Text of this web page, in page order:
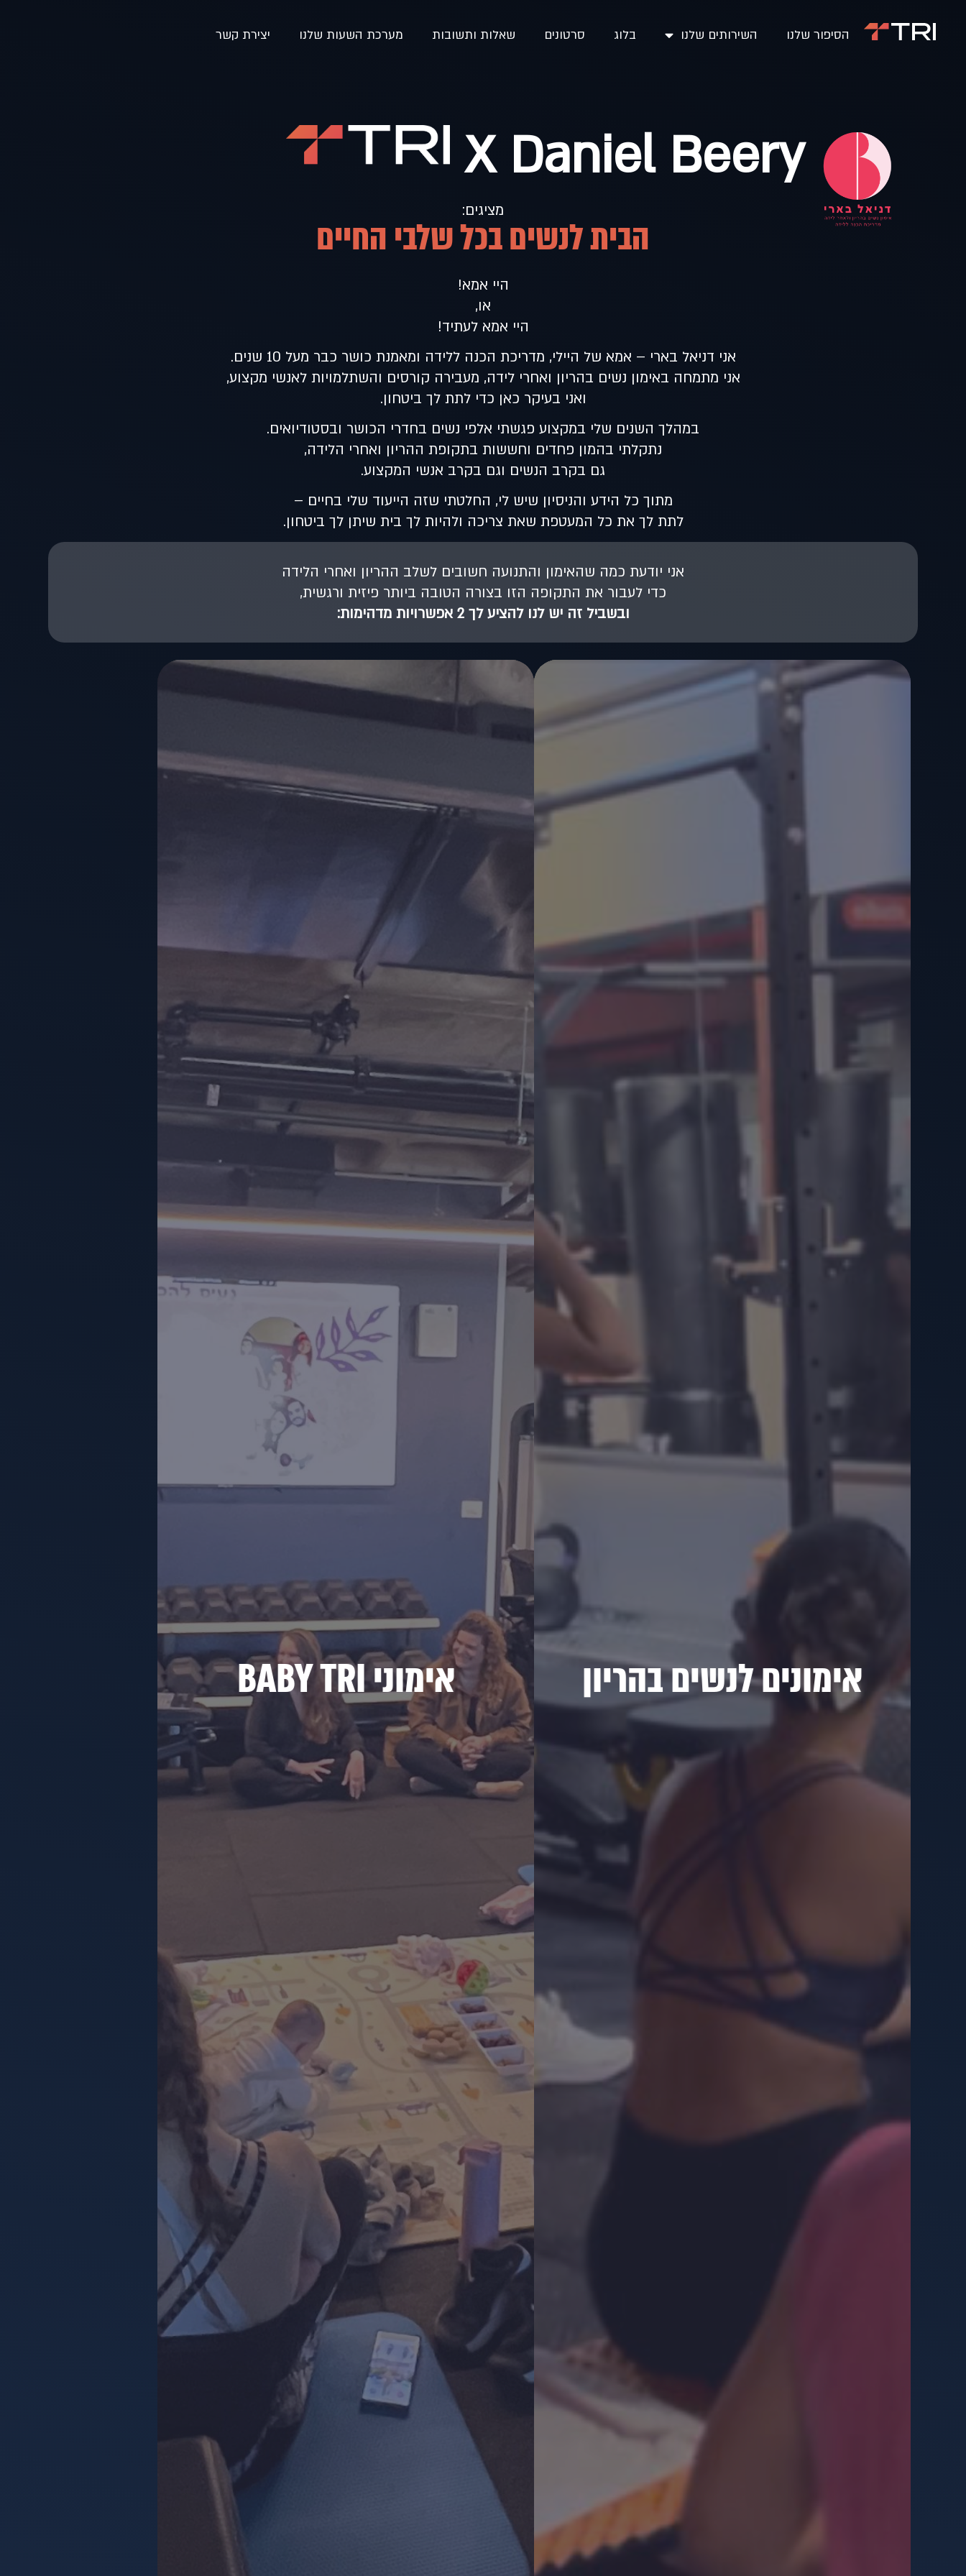
הסיפור שלנו השירותים שלנו בלוג סרטונים שאלות ותשובות מערכת השעות שלנו יצירת קשר
X Daniel Beery
מציגים:
הבית לנשים בכל שלבי החיים
היי אמא!
או,
היי אמא לעתיד!
אני דניאל בארי – אמא של היילי, מדריכת הכנה ללידה ומאמנת כושר כבר מעל 10 שנים.
אני מתמחה באימון נשים בהריון ואחרי לידה, מעבירה קורסים והשתלמויות לאנשי מקצוע,
ואני בעיקר כאן כדי לתת לך ביטחון.
במהלך השנים שלי במקצוע פגשתי אלפי נשים בחדרי הכושר ובסטודיואים.
נתקלתי בהמון פחדים וחששות בתקופת ההריון ואחרי הלידה,
גם בקרב הנשים וגם בקרב אנשי המקצוע.
מתוך כל הידע והניסיון שיש לי, החלטתי שזה הייעוד שלי בחיים –
לתת לך את כל המעטפת שאת צריכה ולהיות לך בית שיתן לך ביטחון.
אני יודעת כמה שהאימון והתנועה חשובים לשלב ההריון ואחרי הלידה
כדי לעבור את התקופה הזו בצורה הטובה ביותר פיזית ורגשית,
ובשביל זה יש לנו להציע לך 2 אפשרויות מדהימות:
אימונים לנשים בהריון
גם אם התאמנת בעבר וגם אם לא,
לרוב הנשים ההמלצה החד משמעית היא כן להתאמן בזמן ההריון (כל עוד ההריון
בסטודיו שלנו יש לך את האפשרות להתאמן בצורה שמתאימה בדיוק אלייך ולמצב
שלך,
עוברת לפני הכל שיחה אישית מקיפה ביחד איתי
על מנת לתאם ציפיות ולהדריך אותך על כל הדברים שחשוב שתדעי
ואני מבטיחה לך שזה הדבר הכי טוב שתעשי לגוף ולנפש שלך!
אימוני BABY TRI
את צריכה להשקיע גם בעצמך!
אמא שמשקיעה בעצמה היאמאושרת יותר, חיונית יותר ונותנת דוגמא למשפחה
לחיים בריאים ומאוזנים.
באימון BABY TRI,
תוכלי להתאמן בלי כאב ראש למצוא בייביסיטר.
תוכלי לפגוש עוד אמהות שנמצאות באותה סירה בדיוק כמוך ולהרגיש חלק
מקהילת נשים חזקה שמשקיעות בעצמן.
אל תדאגי, זה לא מורכב להתאמן עם הבייבי
ויש לי פתרונות לכל החששות שלך.
פשוט תבואי לאימון ניסיון, ואת כבר תראי את הקסם קורה!
* בלי לחשוב על בייביסיטר
* זמן איכות לך ולבייבי
* אימון מותאם אישית
* קהילה של אמהות טריות ומהממות שנמצאות בדיוק במצב שלך
* הרצאה פעם בחודש בנושאים רלוונטיים ומשתנים
* ניתן להגיע לאימוני BABY TRI עד גיל זחילה של הבייבי.